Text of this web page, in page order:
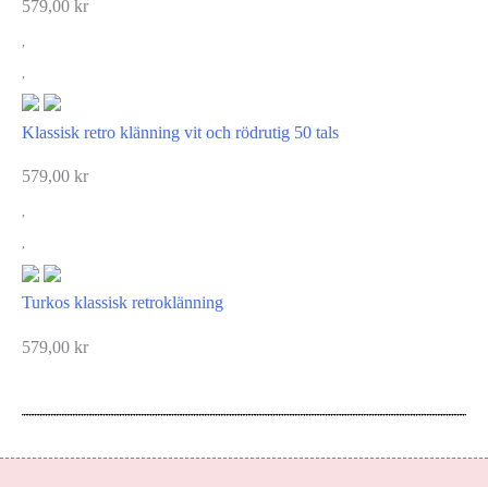
579,00 kr
Klassisk retro klänning vit och rödrutig 50 tals
579,00 kr
Turkos klassisk retroklänning
579,00 kr